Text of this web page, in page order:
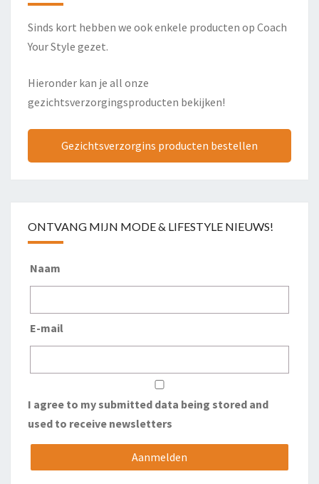
Sinds kort hebben we ook enkele producten op Coach
Your Style gezet.
Hieronder kan je all onze
gezichtsverzorgingsproducten bekijken!
Gezichtsverzorgins producten bestellen
ONTVANG MIJN MODE & LIFESTYLE NIEUWS!
Naam
E-mail
I agree to my submitted data being stored and
used to receive newsletters